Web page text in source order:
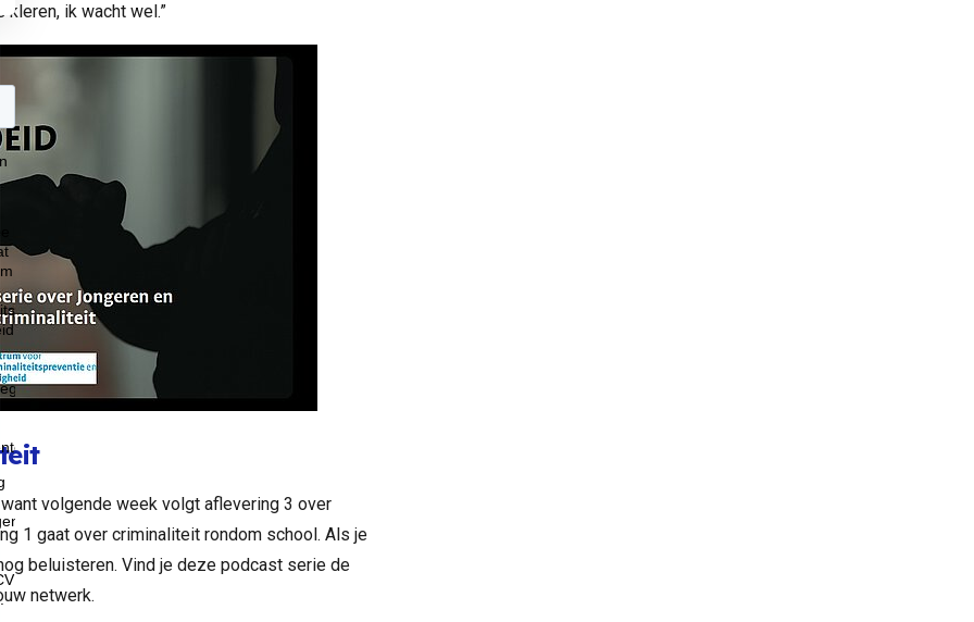
kleren, ik wacht wel.”
volgende week volgt aflevering 3 over
1 gaat over criminaliteit rondom school. Als je
beluisteren. Vind je deze podcast serie de
netwerk.